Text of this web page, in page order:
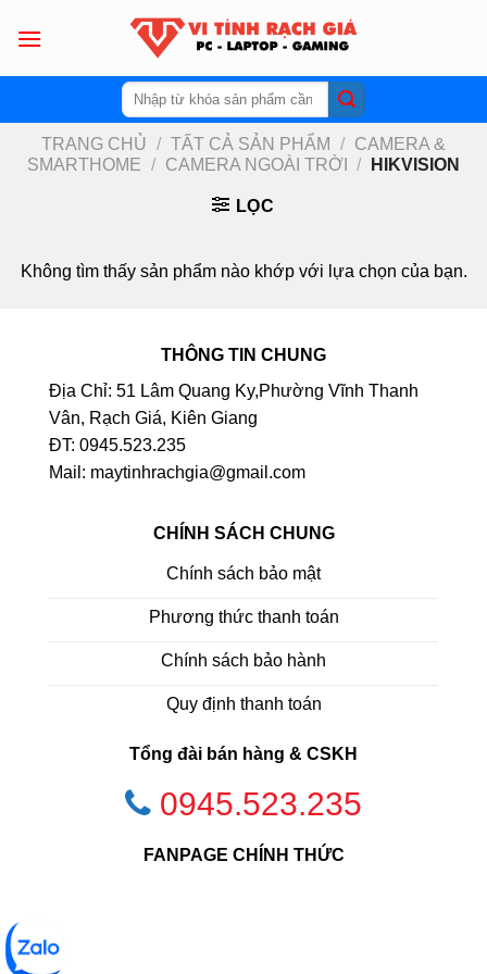
Tìm
kiếm:
TRANG CHỦ / TẤT CẢ SẢN PHẨM /
CAMERA &
SMARTHOME / CAMERA NGOÀI TRỜI / HIKVISION
LỌC
Không tìm thấy sản phẩm nào khớp với lựa chọn của bạn.
THÔNG TIN CHUNG
Địa Chỉ: 51 Lâm Quang Ky,Phường Vĩnh Thanh
Vân, Rạch Giá, Kiên Giang
ĐT: 0945.523.235
Mail: maytinhrachgia@gmail.com
CHÍNH SÁCH CHUNG
Chính sách bảo mật
Phương thức thanh toán
Chính sách bảo hành
Quy định thanh toán
Tổng đài bán hàng & CSKH
0945.523.235
FANPAGE CHÍNH THỨC